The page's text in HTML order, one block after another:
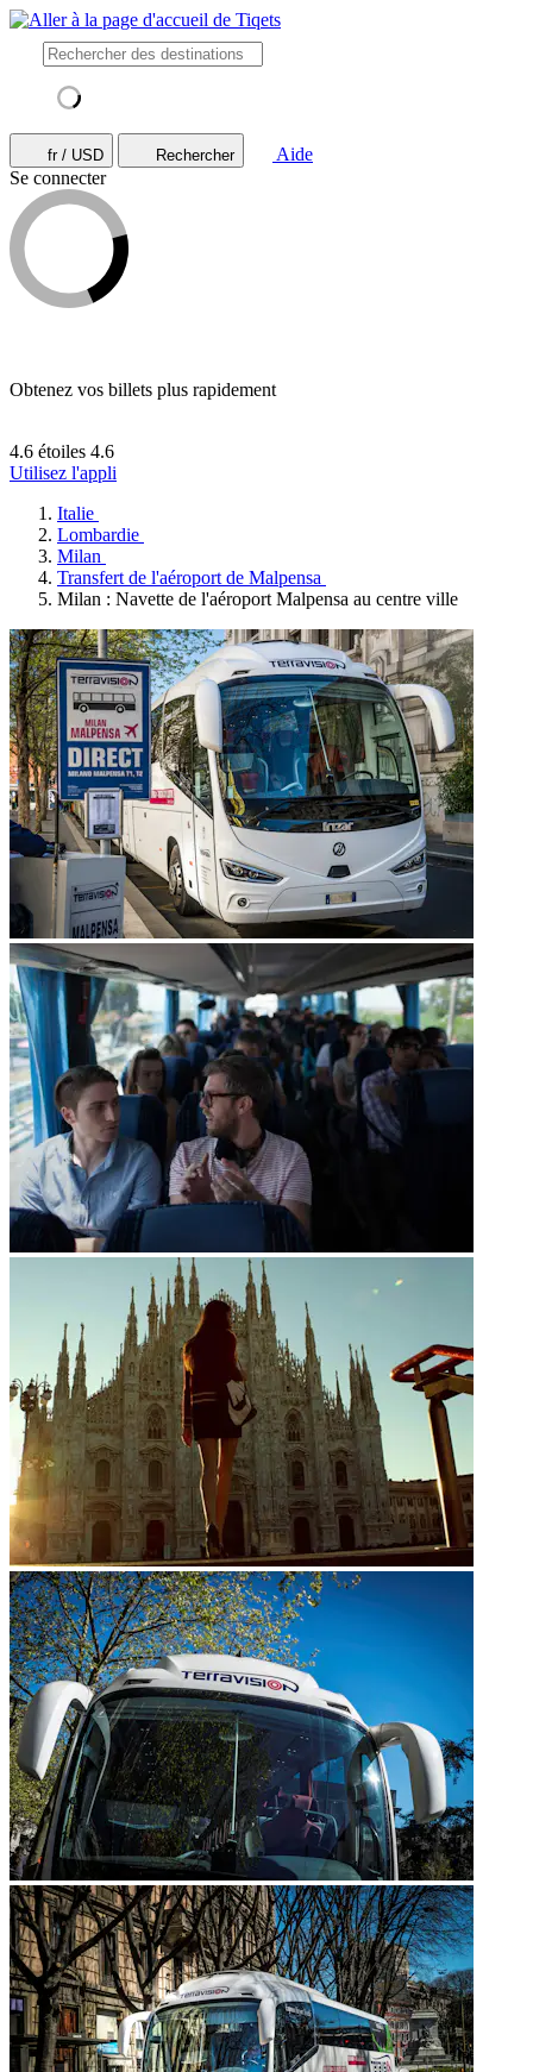
fr / USD Rechercher
Aide
Se connecter
Obtenez vos billets plus rapidement
4.6 étoiles 4.6
Utilisez l'appli
Italie
Lombardie
Milan
Transfert de l'aéroport de Malpensa
Milan : Navette de l'aéroport Malpensa au centre ville